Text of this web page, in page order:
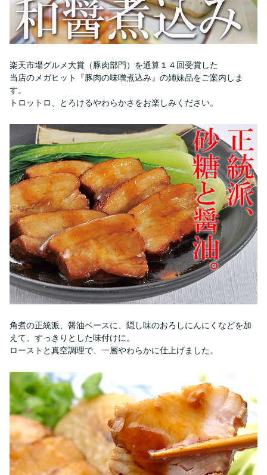
楽天市場グルメ大賞（豚肉部門）を通算１４回受賞した
当店のメガヒット『豚肉の味噌煮込み』の姉妹品をご案内しま
す。
トロットロ、とろけるやわらかさをお楽しみください。
角煮の正統派、醤油ベースに、隠し味のおろしにんにくなどを加
えて、すっきりとした味付けに。
ローストと真空調理で、一層やわらかに仕上げました。